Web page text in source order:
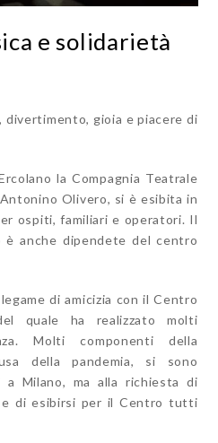
e solidarietà
divertimento, gioia e piacere di
la Compagnia Teatrale
Olivero, si è esibita in
ospiti, familiari e operatori. Il
anche dipendete del centro
di amicizia con il Centro
quale ha realizzato molti
Molti componenti della
della pandemia, si sono
Milano, ma alla richiesta di
e di esibirsi per il Centro tutti